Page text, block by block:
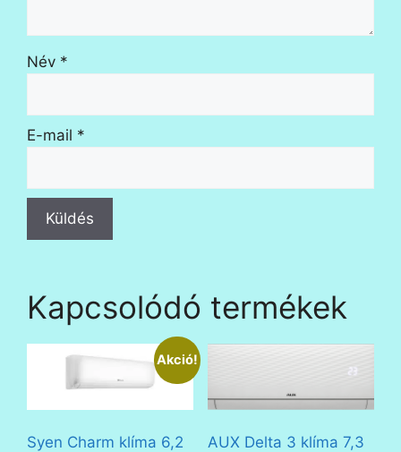
Név *
E-mail *
Kapcsolódó termékek
Akció!
Syen Charm klíma 6,2
AUX Delta 3 klíma 7,3